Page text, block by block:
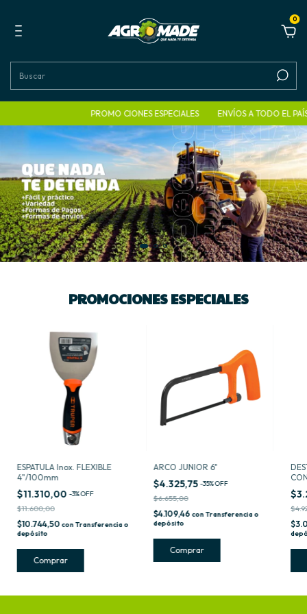
0
PROMO CIONES ESPECIALES ENVÍOS A TODO EL PAÍS
PROMOCIONES ESPECIALES
ESPATULA Inox. FLEXIBLE
4"/100mm
$11.310,00-3%OFF
$11.600,00
$10.744,50 con Transferencia o
depósito
ARCO JUNIOR 6"
$4.325,75-35%OFF
$6.655,00
$4.109,46con Transferencia o
depósito